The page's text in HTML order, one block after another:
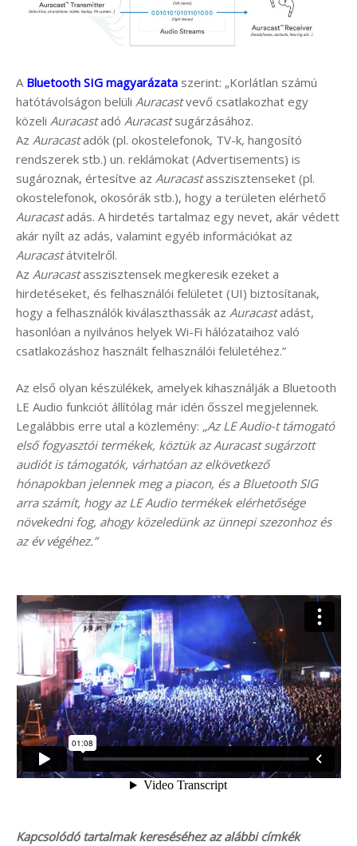
A Bluetooth SIG magyarázata szerint: „Korlátlan számú
hatótávolságon belüli Auracastvevő csatlakozhat egy
közeli Auracastadó Auracastsugárzásához.
Az Auracastadók (pl. okostelefonok, TV-k, hangosító
rendszerek stb.) un. reklámokat (Advertisements) is
sugároznak, értesítve az Auracastasszisztenseket (pl.
okostelefonok, okosórák stb.), hogy a területen elérhető
Auracastadás. A hirdetés tartalmaz egy nevet, akár védett
akár nyílt az adás, valamint egyéb információkat az
Auracastátvitelről.
Az Auracastasszisztensek megkeresik ezeket a
hirdetéseket, és felhasználói felületet (UI) biztosítanak,
hogy a felhasználók kiválaszthassák az Auracastadást,
hasonlóan a nyilvános helyek Wi-Fi hálózataihoz való
csatlakozáshoz használt felhasználói felületéhez.”
Az első olyan készülékek, amelyek kihasználják a Bluetooth
LE Audio funkciót állítólag már idén ősszel megjelennek.
Legalábbis erre utal a közlemény: „Az LE Audio-t támogató
első fogyasztói termékek, köztük az Auracast sugárzott
audiót is támogatók, várhatóan az elkövetkező
hónapokban jelennek meg a piacon, és a Bluetooth SIG
arra számít, hogy az LE Audio termékek elérhetősége
növekedni fog, ahogy közeledünk az ünnepi szezonhoz és
az év végéhez.”
Kapcsolódó tartalmak kereséséhez az alábbi címkék